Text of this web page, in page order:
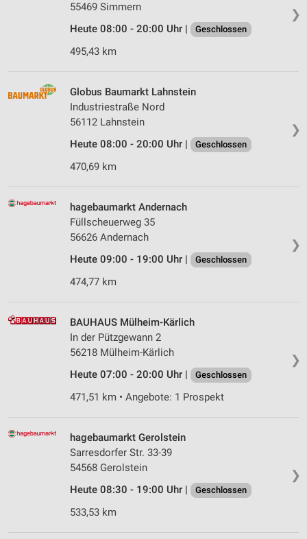
❯
55469 Simmern
Heute 08:00 - 20:00 Uhr |
Geschlossen
495,43 km
❯
Globus Baumarkt Lahnstein
Industriestraße Nord
56112 Lahnstein
Heute 08:00 - 20:00 Uhr |
Geschlossen
470,69 km
❯
hagebaumarkt Andernach
Füllscheuerweg 35
56626 Andernach
Heute 09:00 - 19:00 Uhr |
Geschlossen
474,77 km
❯
BAUHAUS Mülheim-Kärlich
In der Pützgewann 2
56218 Mülheim-Kärlich
Heute 07:00 - 20:00 Uhr |
Geschlossen
471,51 km • Angebote: 1 Prospekt
❯
hagebaumarkt Gerolstein
Sarresdorfer Str. 33-39
54568 Gerolstein
Heute 08:30 - 19:00 Uhr |
Geschlossen
533,53 km